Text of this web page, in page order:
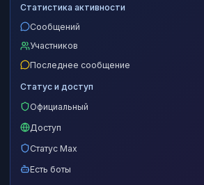
Статистика активности
Сообщений
Участников
Последнее сообщение
Статус и доступ
Официальный
Доступ
Статус Max
Есть боты